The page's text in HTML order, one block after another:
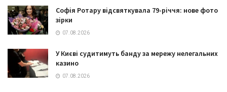
Софія Ротару відсвяткувала 79-річчя: нове фото
зірки
07.08.2026
У Києві судитимуть банду за мережу нелегальних
казино
07.08.2026